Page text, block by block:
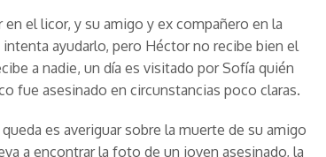
el licor, y su amigo y ex compañero en la
ayudarlo, pero Héctor no recibe bien el
a nadie, un día es visitado por Sofía quién
fue asesinado en circunstancias poco claras.
es averiguar sobre la muerte de su amigo
a encontrar la foto de un joven asesinado, la